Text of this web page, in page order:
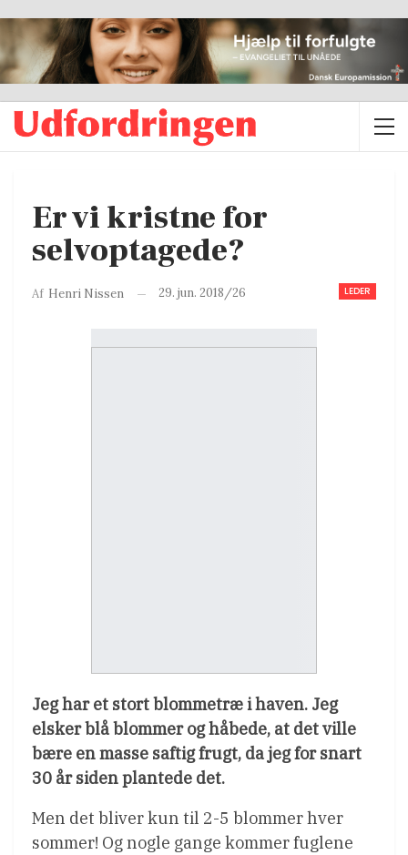
Er vi kristne for
selvoptagede?
LEDER
Af Henri Nissen 29. jun. 2018/26
Jeg har et stort blommetræ i haven. Jeg
elsker blå blommer og håbede, at det ville
bære en masse saftig frugt, da jeg for snart
30 år siden plantede det.
Men det bliver kun til 2-5 blommer hver
sommer! Og nogle gange kommer fuglene